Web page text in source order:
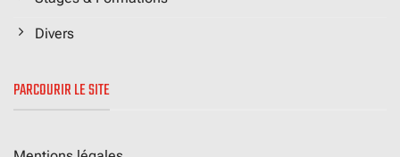
Divers
PARCOURIR LE SITE